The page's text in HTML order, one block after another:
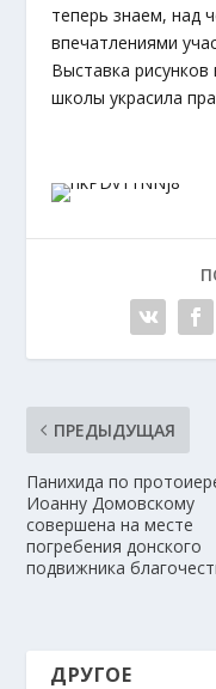
теперь знаем, над
впечатлениями
Выставка рисунков
школы украсила
ПРЕДЫДУЩАЯ
Панихида по
Иоанну Домовскому
совершена на месте
погребения донского
подвижника
ДРУГОЕ